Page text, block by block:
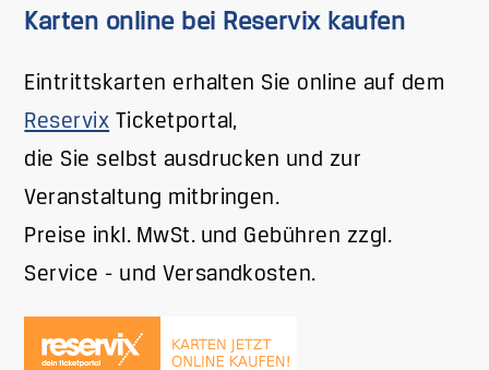
Karten online bei Reservix kaufen
Eintrittskarten erhalten Sie online auf dem
Reservix Ticketportal,
die Sie selbst ausdrucken und zur
Veranstaltung mitbringen.
Preise inkl. MwSt. und Gebühren zzgl.
Service - und Versandkosten.